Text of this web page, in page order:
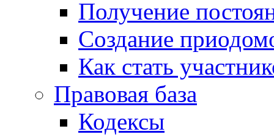
Получение
Создание
Как стать
Правовая база
Кодексы